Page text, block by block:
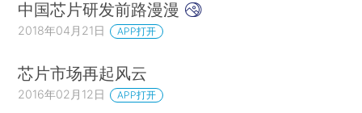
中国芯片研发前路漫漫
2018年04月21日 APP打开
芯片市场再起风云
2016年02月12日 APP打开